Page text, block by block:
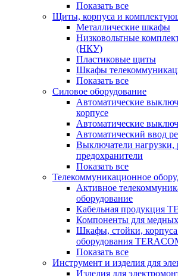
Показать все
Щиты, корпуса и
Металлические шкафы
Низковольтные
(НКУ)
Пластиковые щиты
Шкафы
Показать все
Силовое оборудование
Автоматические
корпусе
Автоматические
Автоматический ввод
Выключатели нагрузки,
предохранители
Показать все
Телекоммуникационное
Активное
оборудование
Кабельная продукция
Компоненты для
Шкафы, стойки,
оборудования
Показать все
Инструмент и изделия для
Изделия для